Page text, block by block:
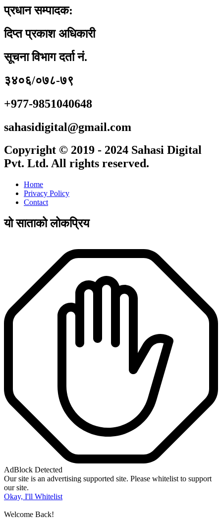
प्रधान सम्पादक:
दिप्त प्रकाश अधिकारी
सूचना विभाग दर्ता नं.
३४०६/०७८-७९
+977-9851040648
sahasidigital@gmail.com
Copyright © 2019 - 2024 Sahasi Digital
Pvt. Ltd. All rights reserved.
Home
Privacy Policy
Contact
यो साताको लोकप्रिय
AdBlock Detected
Our site is an advertising supported site. Please whitelist to support
our site.
Okay, I'll Whitelist
Welcome Back!